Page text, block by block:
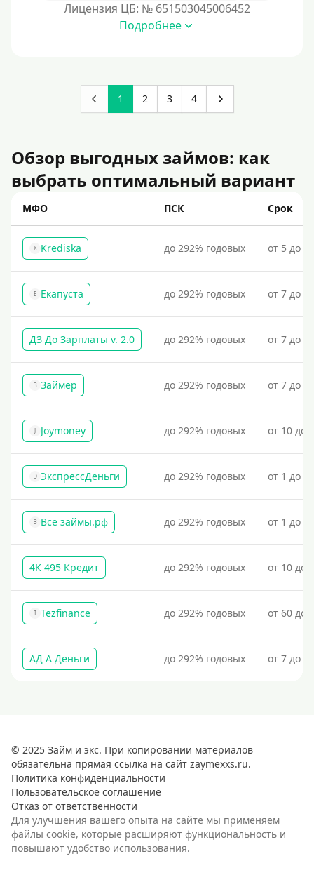
Лицензия ЦБ: № 651503045006452
Подробнее
1 2 3 4
Обзор выгодных займов: как
выбрать оптимальный вариант
МФО ПСК Срок
K Krediska до 292% годовых от 5 до
Е Екапуста до 292% годовых от 7 до
ДЗ До Зарплаты v. 2.0 до 292% годовых от 7 до
З Займер до 292% годовых от 7 до
J Joymoney до 292% годовых от 10 до
Э ЭкспрессДеньги до 292% годовых от 1 до
З Все займы.рф до 292% годовых от 1 до
4К 495 Кредит до 292% годовых от 10 до
T Tezfinance до 292% годовых от 60 до
АД А Деньги до 292% годовых от 7 до
© 2025 Займ и экс. При копировании материалов
обязательна прямая ссылка на сайт zaymexxs.ru.
Политика конфиденциальности
Пользовательское соглашение
Отказ от ответственности
Для улучшения вашего опыта на сайте мы применяем
файлы cookie, которые расширяют функциональность и
повышают удобство использования.